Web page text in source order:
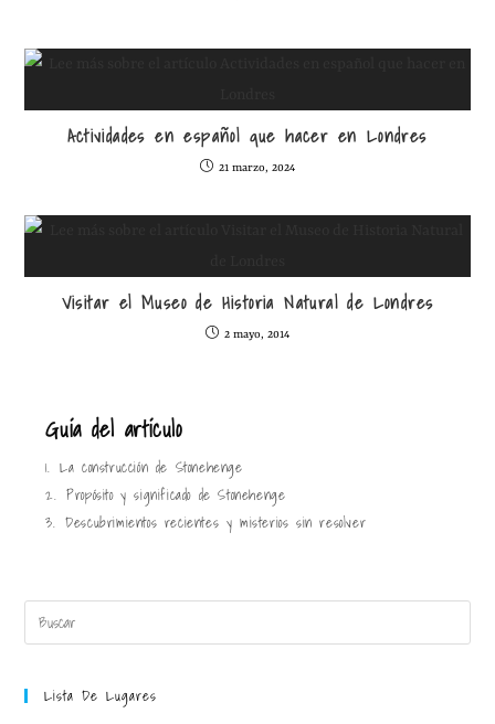
Actividades en español que hacer en Londres
21 marzo, 2024
Visitar el Museo de Historia Natural de Londres
2 mayo, 2014
Guía del artículo
1. La construcción de Stonehenge
2. Propósito y significado de Stonehenge
3. Descubrimientos recientes y misterios sin resolver
Lista De Lugares